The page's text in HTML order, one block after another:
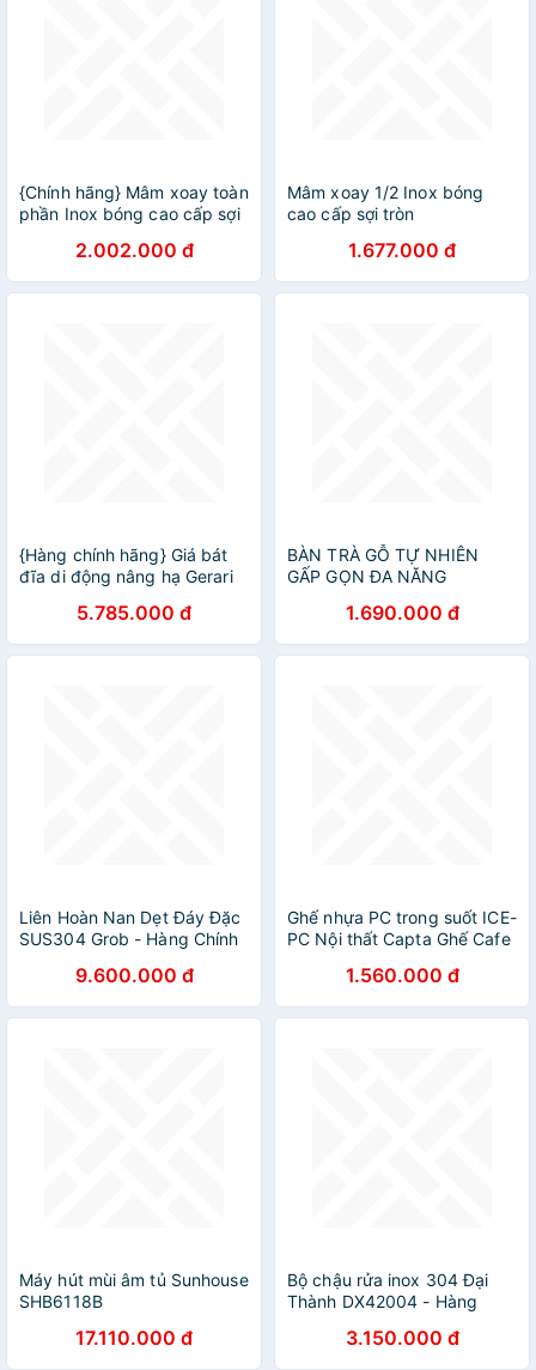
{Chính hãng} Mâm xoay toàn
phần Inox bóng cao cấp sợi
2.002.000 đ
Mâm xoay 1/2 Inox bóng
cao cấp sợi tròn
1.677.000 đ
{Hàng chính hãng} Giá bát
đĩa di động nâng hạ Gerari
bóng cao cấp5.785.000 đ
BÀN TRÀ GỖ TỰ NHIÊN
GẤP GỌN ĐA NĂNG
1.690.000 đ
Liên Hoàn Nan Dẹt Đáy Đặc
SUS304 Grob - Hàng Chính
9.600.000 đ
Ghế nhựa PC trong suốt ICE-
PC Nội thất Capta Ghế Cafe
màu xám khói xếp chồng có
chân thép mạ chrome bóng
1.560.000 đ
Máy hút mùi âm tủ Sunhouse
SHB6118B
17.110.000 đ
Bộ chậu rửa inox 304 Đại
Thành DX42004 - Hàng
Miền Nam3.150.000 đ